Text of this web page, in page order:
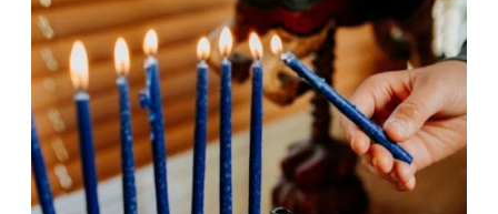
שלח לחבר